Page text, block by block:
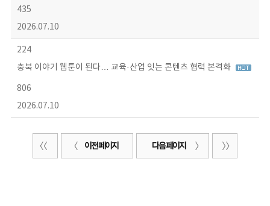
435
2026.07.10
224
충북 이야기 웹툰이 된다… 교육·산업 잇는 콘텐츠 협력 본격화
806
2026.07.10
이전 페이지 다음 페이지